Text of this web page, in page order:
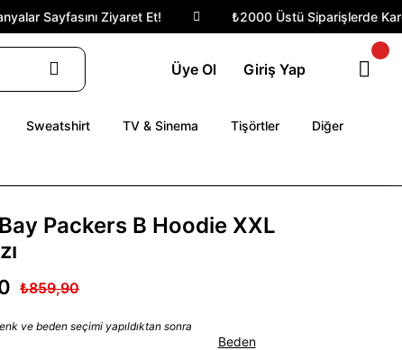
Sayfasını Ziyaret Et! ₺2000 Üstü Siparişlerde
Üye Ol Giriş Yap
Sweatshirt TV & Sinema Tişörtler Diğer
Packers B Hoodie XXL
₺859,90
ve beden seçimi yapıldıktan sonra
Beden